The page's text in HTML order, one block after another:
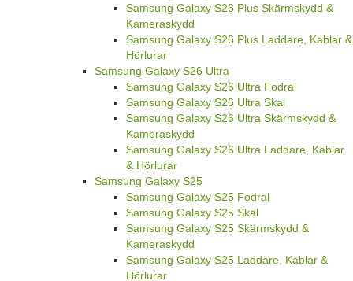
Samsung Galaxy S26 Plus Skärmskydd &
Kameraskydd
Samsung Galaxy S26 Plus Laddare, Kablar &
Hörlurar
Samsung Galaxy S26 Ultra
Samsung Galaxy S26 Ultra Fodral
Samsung Galaxy S26 Ultra Skal
Samsung Galaxy S26 Ultra Skärmskydd &
Kameraskydd
Samsung Galaxy S26 Ultra Laddare, Kablar
& Hörlurar
Samsung Galaxy S25
Samsung Galaxy S25 Fodral
Samsung Galaxy S25 Skal
Samsung Galaxy S25 Skärmskydd &
Kameraskydd
Samsung Galaxy S25 Laddare, Kablar &
Hörlurar